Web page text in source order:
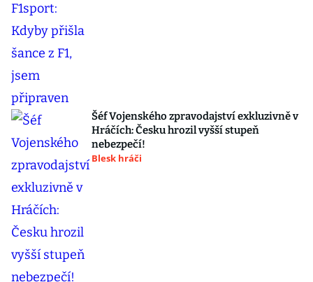
Šéf Vojenského zpravodajství exkluzivně v
Hráčích: Česku hrozil vyšší stupeň
nebezpečí!
Blesk hráči